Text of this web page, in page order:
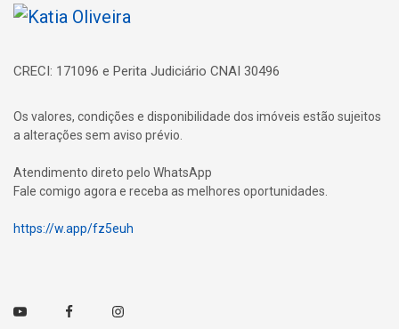
Página inicial
CRECI: 171096 e Perita Judiciário CNAI 30496
Os valores, condições e disponibilidade dos imóveis estão sujeitos
a alterações sem aviso prévio.
Atendimento direto pelo WhatsApp
Fale comigo agora e receba as melhores oportunidades.
https://w.app/fz5euh
Youtube FacebookInstagram